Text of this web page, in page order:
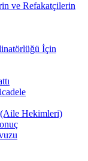
ve Refakatçilerin
İçin
Hekimleri)